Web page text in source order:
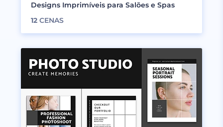
Designs Imprimíveis para Salões e Spas
12 CENAS